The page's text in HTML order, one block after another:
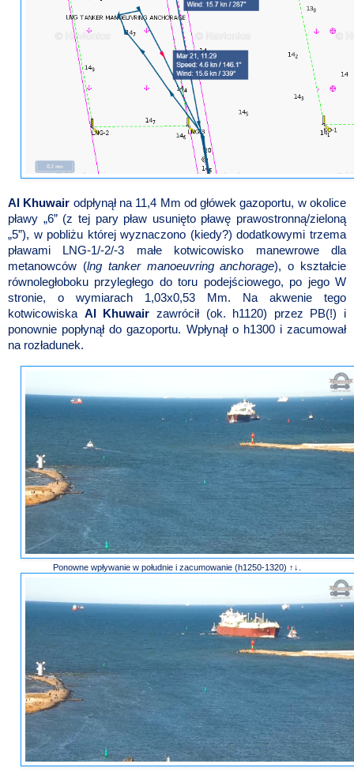
Al Khuwair odpłynął na 11,4 Mm od główek gazoportu, w okolice
pławy „6” (z tej pary pław usunięto pławę prawostronną/zieloną
„5”), w pobliżu której wyznaczono (kiedy?) dodatkowymi trzema
pławami LNG-1/-2/-3 małe kotwicowisko manewrowe dla
metanowców (lng tanker manoeuvring anchorage), o kształcie
równoległoboku przyległego do toru podejściowego, po jego W
stronie, o wymiarach 1,03x0,53 Mm. Na akwenie tego
kotwicowiska Al Khuwair zawrócił (ok. h1120) przez PB(!) i
ponownie popłynął do gazoportu. Wpłynął o h1300 i zacumował
na rozładunek.
Ponowne wpływanie w południe i zacumowanie (h1250-1320) ↑↓.